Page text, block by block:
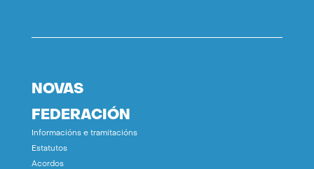
NOVAS
FEDERACIÓN
Informacións e tramitacións
Estatutos
Acordos